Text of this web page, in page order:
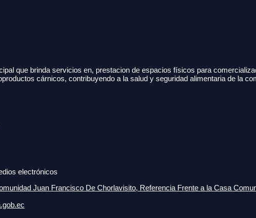
que brinda servicios en, prestacion de espacios físicos para
cárnicos, contribuyendo a la salud y seguridad alimentaria de la
electrónicos
Juan Francisco De Chorlavisito, Referencia Frente a la Casa